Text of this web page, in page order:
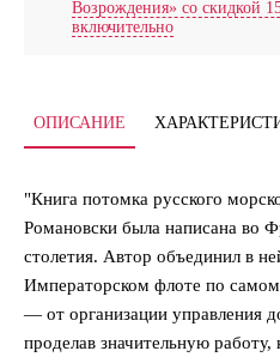
Возрождения» со скидкой
включительно
ОПИСАНИЕ
"Книга потомка русского
Романовски была написана во
столетия. Автор объединил в
Императорском флоте по
— от организации управления
проделав значительную работу,